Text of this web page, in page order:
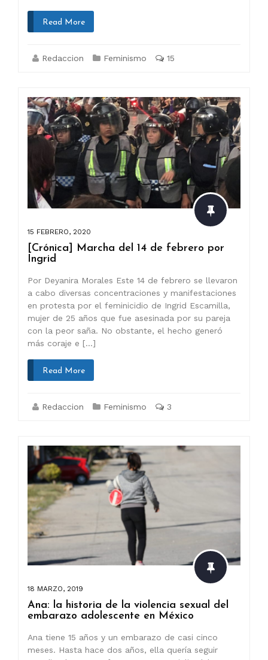
Read More
Redaccion Feminismo 15
15 FEBRERO, 2020
[Crónica] Marcha del 14 de febrero por
Ingrid
Por Deyanira Morales Este 14 de febrero se llevaron
a cabo diversas concentraciones y manifestaciones
en protesta por el feminicidio de Ingrid Escamilla,
mujer de 25 años que fue asesinada por su pareja
con la peor saña. No obstante, el hecho generó
más coraje e […]
Read More
Redaccion Feminismo 3
18 MARZO, 2019
Ana: la historia de la violencia sexual del
embarazo adolescente en México
Ana tiene 15 años y un embarazo de casi cinco
meses. Hasta hace dos años, ella quería seguir